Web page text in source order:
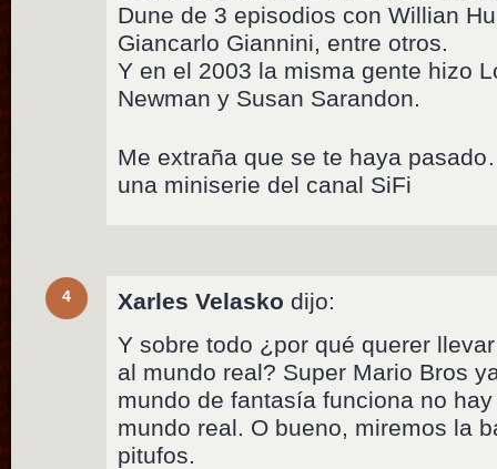
Dune de 3 episodios con Willian
Giancarlo Giannini, entre otros.
Y en el 2003 la misma gente hizo
Newman y Susan Sarandon.
Me extraña que se te haya
una miniserie del canal SiFi
4 Xarles Velasko dijo:
Y sobre todo ¿por qué querer
al mundo real? Super Mario Bros
mundo de fantasía funciona no
mundo real. O bueno, miremos la
pitufos.